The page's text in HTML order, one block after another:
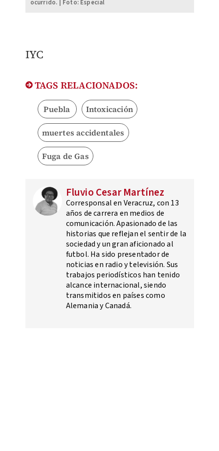
ocurrido. | Foto: Especial
​IYC​
TAGS RELACIONADOS:
Puebla Intoxicación
muertes accidentales
Fuga de Gas
Fluvio Cesar Martínez
Corresponsal en Veracruz, con 13
años de carrera en medios de
comunicación. Apasionado de las
historias que reflejan el sentir de la
sociedad y un gran aficionado al
futbol. Ha sido presentador de
noticias en radio y televisión. Sus
trabajos periodísticos han tenido
alcance internacional, siendo
transmitidos en países como
Alemania y Canadá.